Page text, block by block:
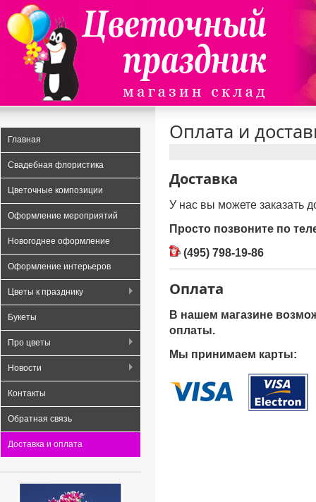
Data security A Risk Free and Transparent Option
Оплата и
Доставка
У нас вы можете заказать
Просто позвоните по
(495) 798-19-86
Оплата
В нашем магазине
оплаты.
Мы принимаем карты:
Главная
Свадебная флористика
Цветочные композиции
Оформление мероприятий
Новогоднее оформление
Оформление интерьеров
Цветы к празднику
Букеты
Про цветы
Новости
Контакты
Обратная связь
Доставка и оплата